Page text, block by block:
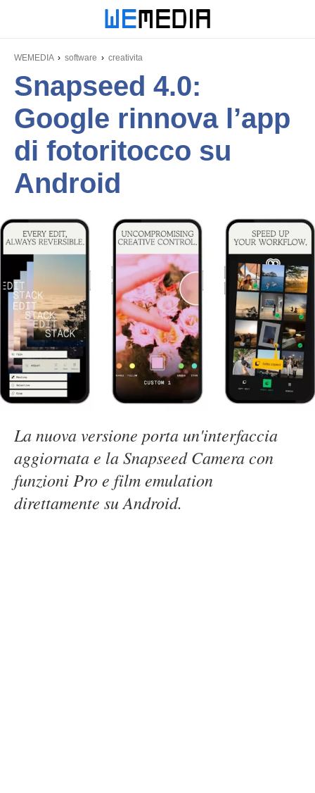
WEMEDIA software creativita
Snapseed 4.0:
Google rinnova l’app
di fotoritocco su
Android
La nuova versione porta un'interfaccia
aggiornata e la Snapseed Camera con
funzioni Pro e film emulation
direttamente su Android.